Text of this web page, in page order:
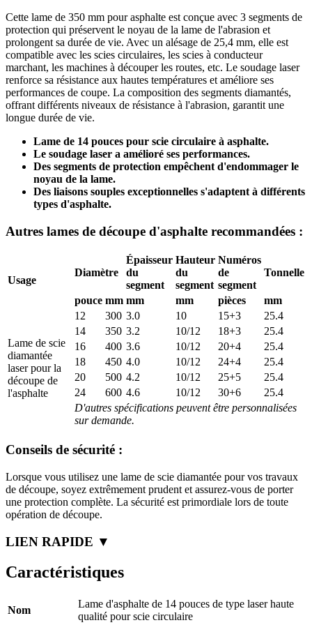
Cette lame de 350 mm pour asphalte est conçue avec 3 segments de
protection qui préservent le noyau de la lame de l'abrasion et
prolongent sa durée de vie. Avec un alésage de 25,4 mm, elle est
compatible avec les scies circulaires, les scies à conducteur
marchant, les machines à découper les routes, etc. Le soudage laser
renforce sa résistance aux hautes températures et améliore ses
performances de coupe. La composition des segments diamantés,
offrant différents niveaux de résistance à l'abrasion, garantit une
longue durée de vie.
Lame de 14 pouces pour scie circulaire à asphalte.
Le soudage laser a amélioré ses performances.
Des segments de protection empêchent d'endommager le
noyau de la lame.
Des liaisons souples exceptionnelles s'adaptent à différents
types d'asphalte.
Autres lames de découpe d'asphalte recommandées :
Usage
Diamètre
Épaisseur
du
segment
Hauteur
du
segment
Numéros
de
segment
Tonnelle
pouce mm mm mm pièces mm
Lame de scie
diamantée
laser pour la
découpe de
l'asphalte
12 300 3.0 10 15+3
25.4
14
350 3.2 10/12 18+3
25.4
16
400 3.6 10/12 20+4
25.4
18
450 4.0 10/12 24+4
25.4
20
500 4.2 10/12 25+5
25.4
24
600 4.6 10/12 30+6
25.4
D'autres spécifications peuvent être personnalisées
sur demande.
Conseils de sécurité :
Lorsque vous utilisez une lame de scie diamantée pour vos travaux
de découpe, soyez extrêmement prudent et assurez-vous de porter
une protection complète. La sécurité est primordiale lors de toute
opération de découpe.
LIEN RAPIDE ▼
Caractéristiques
Nom
Lame d'asphalte de 14 pouces de type laser haute
qualité pour scie circulaire